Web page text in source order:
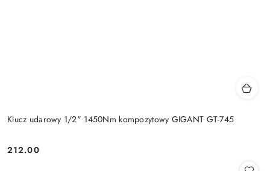
Klucz udarowy 1/2" 1450Nm kompozytowy GIGANT GT-745
Cena:
212.00